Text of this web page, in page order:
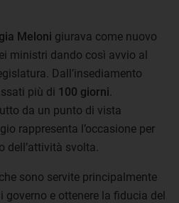
Meloni giurava come nuovo
ministri dando così avvio al
Dall’insediamento
più di 100 giorni.
da un punto di vista
rappresenta l’occasione per
dell’attività svolta.
sono servite principalmente
governo e ottenere la fiducia del